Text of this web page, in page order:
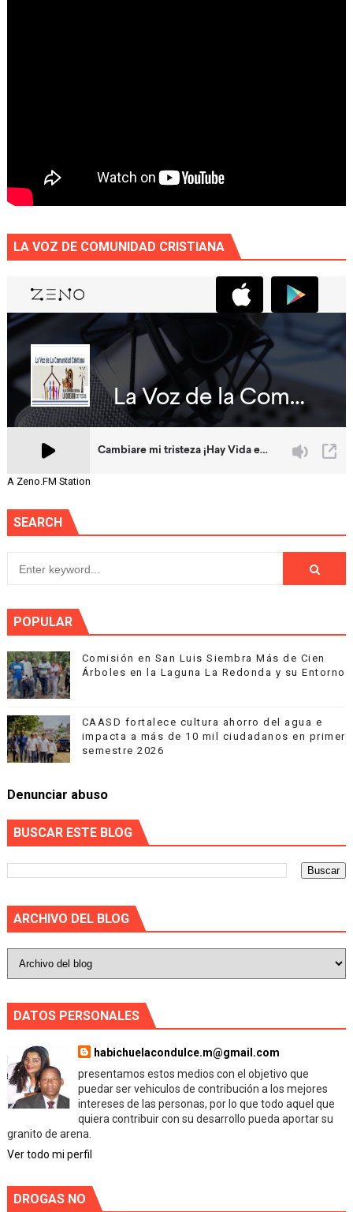
LA VOZ DE COMUNIDAD CRISTIANA
A Zeno.FM Station
SEARCH
POPULAR
Comisión en San Luis Siembra Más de Cien
Árboles en la Laguna La Redonda y su Entorno
CAASD fortalece cultura ahorro del agua e
impacta a más de 10 mil ciudadanos en primer
semestre 2026
Denunciar abuso
BUSCAR ESTE BLOG
ARCHIVO DEL BLOG
DATOS PERSONALES
habichuelacondulce.m@gmail.com
presentamos estos medios con el objetivo que
puedar ser vehiculos de contribución a los mejores
intereses de las personas, por lo que todo aquel que
quiera contribuir con su desarrollo pueda aportar su
granito de arena.
Ver todo mi perfil
DROGAS NO